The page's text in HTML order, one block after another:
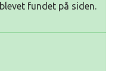
fundet på siden.